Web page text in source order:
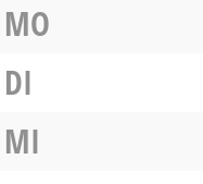
MO
DI
MI